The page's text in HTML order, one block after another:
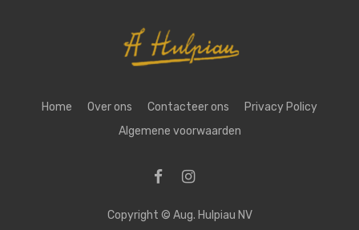
Home Over ons Contacteer ons
Privacy Policy
Algemene voorwaarden
Copyright © Aug. Hulpiau NV